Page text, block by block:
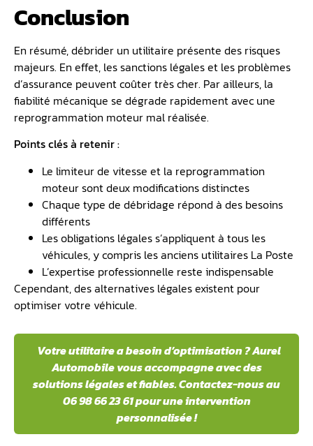
Conclusion
En résumé, débrider un utilitaire présente des risques
majeurs. En effet, les sanctions légales et les problèmes
d’assurance peuvent coûter très cher. Par ailleurs, la
fiabilité mécanique se dégrade rapidement avec une
reprogrammation moteur mal réalisée.
Points clés à retenir :
Le limiteur de vitesse et la reprogrammation
moteur sont deux modifications distinctes
Chaque type de débridage répond à des besoins
différents
Les obligations légales s’appliquent à tous les
véhicules, y compris les anciens utilitaires La Poste
L’expertise professionnelle reste indispensable
Cependant, des alternatives légales existent pour
optimiser votre véhicule.
Votre utilitaire a besoin d’optimisation ? Aurel
Automobile vous accompagne avec des
solutions légales et fiables. Contactez-nous au
06 98 66 23 61 pour une intervention
personnalisée !